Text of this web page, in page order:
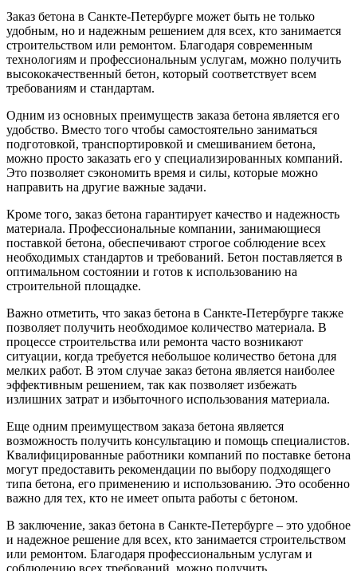
Заказ бетона в Санкте-Петербурге может быть не только
удобным, но и надежным решением для всех, кто занимается
строительством или ремонтом. Благодаря современным
технологиям и профессиональным услугам, можно получить
высококачественный бетон, который соответствует всем
требованиям и стандартам.
Одним из основных преимуществ заказа бетона является его
удобство. Вместо того чтобы самостоятельно заниматься
подготовкой, транспортировкой и смешиванием бетона,
можно просто заказать его у специализированных компаний.
Это позволяет сэкономить время и силы, которые можно
направить на другие важные задачи.
Кроме того, заказ бетона гарантирует качество и надежность
материала. Профессиональные компании, занимающиеся
поставкой бетона, обеспечивают строгое соблюдение всех
необходимых стандартов и требований. Бетон поставляется в
оптимальном состоянии и готов к использованию на
строительной площадке.
Важно отметить, что заказ бетона в Санкте-Петербурге также
позволяет получить необходимое количество материала. В
процессе строительства или ремонта часто возникают
ситуации, когда требуется небольшое количество бетона для
мелких работ. В этом случае заказ бетона является наиболее
эффективным решением, так как позволяет избежать
излишних затрат и избыточного использования материала.
Еще одним преимуществом заказа бетона является
возможность получить консультацию и помощь специалистов.
Квалифицированные работники компаний по поставке бетона
могут предоставить рекомендации по выбору подходящего
типа бетона, его применению и использованию. Это особенно
важно для тех, кто не имеет опыта работы с бетоном.
В заключение, заказ бетона в Санкте-Петербурге – это удобное
и надежное решение для всех, кто занимается строительством
или ремонтом. Благодаря профессиональным услугам и
соблюдению всех требований, можно получить